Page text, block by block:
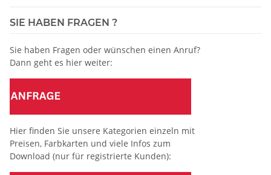
SIE HABEN FRAGEN ?
Sie haben Fragen oder wünschen einen Anruf?
Dann geht es hier weiter:
Hier finden Sie unsere Kategorien einzeln mit
Preisen, Farbkarten und viele Infos zum
Download (nur für registrierte Kunden):